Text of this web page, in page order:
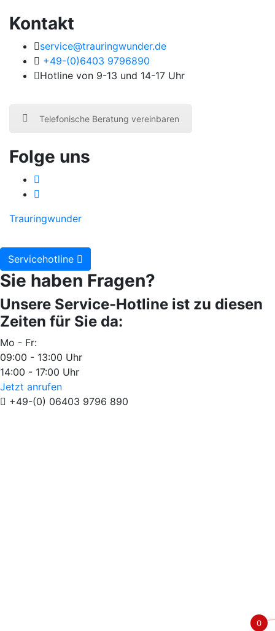
Kontakt
service@trauringwunder.de
+49-(0)6403 9796890
Hotline von 9-13 und 14-17 Uhr
Telefonische Beratung vereinbaren
Folge uns
Trauringwunder
0
Servicehotline
Sie haben Fragen?
Unsere Service-Hotline ist zu diesen
Zeiten für Sie da:
Mo - Fr:
09:00 - 13:00 Uhr
14:00 - 17:00 Uhr
Jetzt anrufen
+49-(0) 06403 9796 890